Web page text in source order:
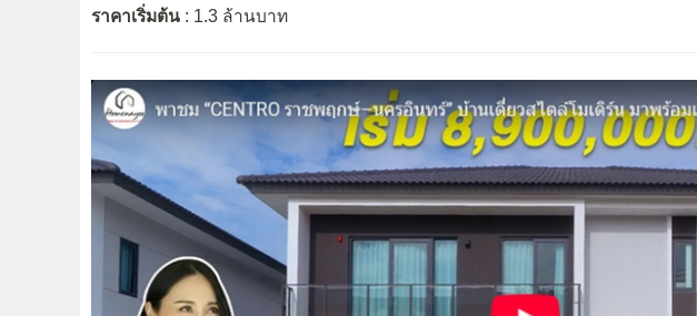
ราคาเริ่มต้น : 1.3 ล้านบาท